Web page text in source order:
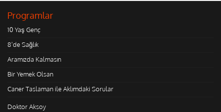
Programlar
10 Yaş Genç
8'de Sağlık
Aramızda Kalmasın
Bir Yemek Olsan
Caner Taslaman ile Aklımdaki Sorular
Doktor Aksoy